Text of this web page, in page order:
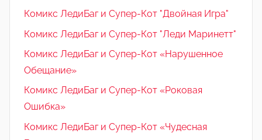
Комикс ЛедиБаг и Супер-Кот "Двойная Игра"
Комикс ЛедиБаг и Супер-Кот "Леди Маринетт"
Комикс ЛедиБаг и Супер-Кот «Нарушенное
Обещание»
Комикс ЛедиБаг и Супер-Кот «Роковая
Ошибка»
Комикс ЛедиБаг и Супер-Кот «Чудесная